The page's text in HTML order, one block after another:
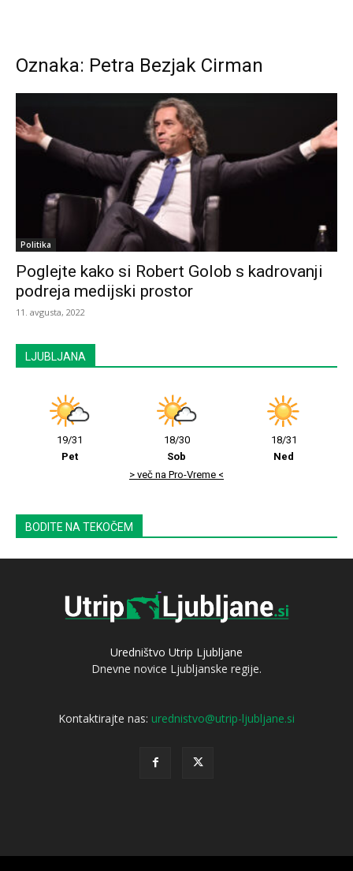
Oznaka: Petra Bezjak Cirman
Politika
Poglejte kako si Robert Golob s kadrovanji
podreja medijski prostor
11. avgusta, 2022
LJUBLJANA
19/31
Pet
18/30
Sob
18/31
Ned
> več na Pro-Vreme <
BODITE NA TEKOČEM
Uredništvo Utrip Ljubljane
Dnevne novice Ljubljanske regije.
Kontaktirajte nas: urednistvo@utrip-ljubljane.si